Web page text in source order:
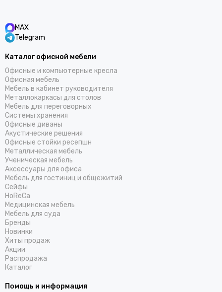
MAX
Telegram
Каталог офисной мебели
Офисные и компьютерные кресла
Офисная мебель
Мебель в кабинет руководителя
Металлокаркасы для столов
Мебель для переговорных
Системы хранения
Офисные диваны
Акустические решения
Офисные стойки ресепшн
Металлическая мебель
Ученическая мебель
Аксессуары для офиса
Мебель для гостиниц и общежитий
Cейфы
HoReCa
Медицинская мебель
Мебель для суда
Бренды
Новинки
Хиты продаж
Акции
Распродажа
Каталог
Помощь и информация